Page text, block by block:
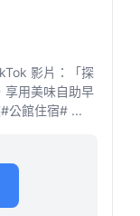
影片：「探
享用美味自助早
公館住宿# ...